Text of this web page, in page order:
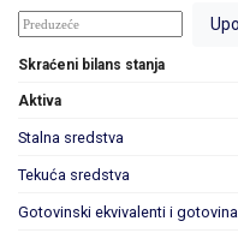
Skraćeni bilans stanja
Aktiva
Stalna sredstva
Tekuća sredstva
Gotovinski ekvivalenti i gotovina